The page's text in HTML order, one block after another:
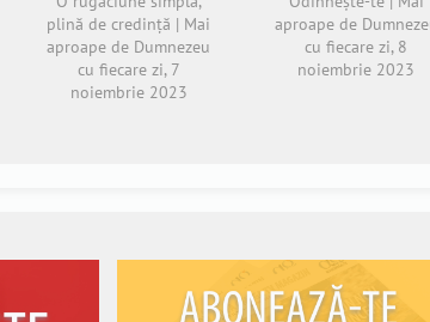
plină de credință | Mai
aproape de Dumnezeu
cu fiecare zi, 7
noiembrie 2023
aproape de
cu fiecare zi, 8
noiembrie 2023